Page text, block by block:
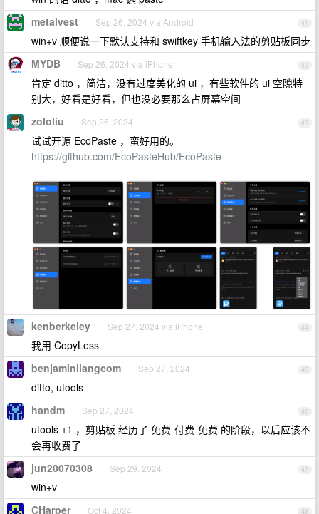
41
metalvest Sep 26, 2024 via Android
win+v 顺便说一下默认支持和 swiftkey 手机输入法的剪贴板同步
42
MYDB Sep 26, 2024 via iPhone
肯定 ditto ，简洁，没有过度美化的 ui ，有些软件的 ui 空隙特
别大，好看是好看，但也没必要那么占屏幕空间
43
zololiu Sep 26, 2024
试试开源 EcoPaste ，蛮好用的。
https://github.com/EcoPasteHub/EcoPaste
44
kenberkeley Sep 27, 2024 via iPhone
我用 CopyLess
45
benjaminliangcom Sep 27, 2024
ditto, utools
46
handm Sep 27, 2024
utools +1 ，剪贴板 经历了 免费-付费-免费 的阶段，以后应该不
会再收费了
47
jun20070308 Sep 29, 2024
win+v
48
CHarper Oct 4, 2024